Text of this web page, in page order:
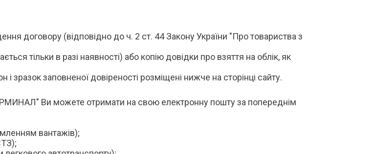
договору (відповідно до ч. 2 ст. 44 Закону України "Про товариства з
тільки в разі наявності) або копію довідки про взяття на облік, як
зразок заповненої довіреності розміщені нижче на сторінці сайту.
Ви можете отримати на свою електронну пошту за попереднім
вантажів);